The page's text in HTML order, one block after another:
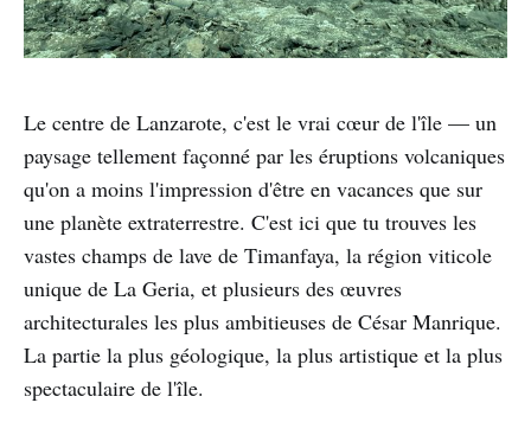
Le centre de Lanzarote, c'est le vrai cœur de l'île — un
paysage tellement façonné par les éruptions volcaniques
qu'on a moins l'impression d'être en vacances que sur
une planète extraterrestre. C'est ici que tu trouves les
vastes champs de lave de Timanfaya, la région viticole
unique de La Geria, et plusieurs des œuvres
architecturales les plus ambitieuses de César Manrique.
La partie la plus géologique, la plus artistique et la plus
spectaculaire de l'île.